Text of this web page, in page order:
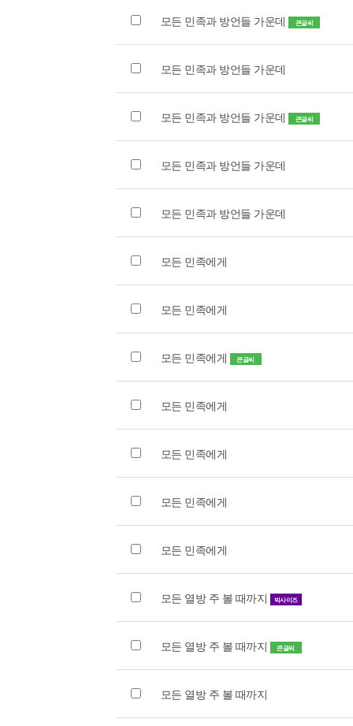
모든 민족과 방언들 가운데 큰글씨
모든 민족과 방언들 가운데
모든 민족과 방언들 가운데 큰글씨
모든 민족과 방언들 가운데
모든 민족과 방언들 가운데
모든 민족에게
모든 민족에게
모든 민족에게 큰글씨
모든 민족에게
모든 민족에게
모든 민족에게
모든 민족에게
모든 열방 주 볼 때까지 빅사이즈
모든 열방 주 볼 때까지 큰글씨
모든 열방 주 볼 때까지